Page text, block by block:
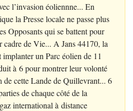
l’invasion éoliennne... En
la Presse locale ne passe plus
Opposants qui se battent pour
cadre de Vie... A Jans 44170, la
implanter un Parc éolien de 11
à 6 pour montrer leur volonté
de cette Lande de Quillevrant... 6
de chaque côté de la
international à distance